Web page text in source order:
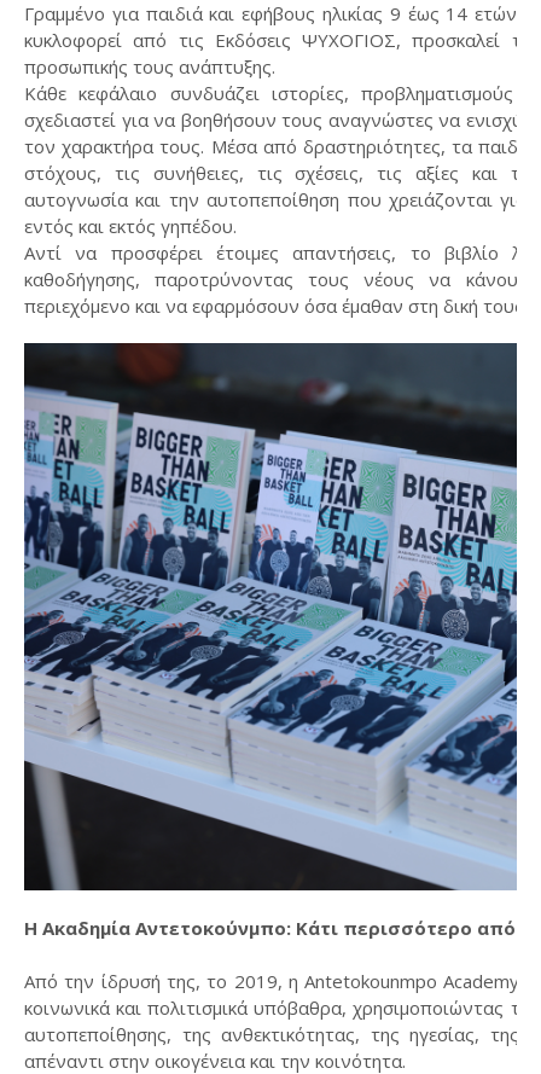
Γραμμένο για παιδιά και εφήβους ηλικίας 9 έως 14 ετών,
κυκλοφορεί από τις Εκδόσεις ΨΥΧΟΓΙΟΣ, προσκαλεί
προσωπικής τους ανάπτυξης.
Κάθε κεφάλαιο συνδυάζει ιστορίες, προβληματισμούς
σχεδιαστεί για να βοηθήσουν τους αναγνώστες να
τον χαρακτήρα τους. Μέσα από δραστηριότητες, τα
στόχους, τις συνήθειες, τις σχέσεις, τις αξίες και
αυτογνωσία και την αυτοπεποίθηση που χρειάζονται για
εντός και εκτός γηπέδου.
Αντί να προσφέρει έτοιμες απαντήσεις, το βιβλίο
καθοδήγησης, παροτρύνοντας τους νέους να
περιεχόμενο και να εφαρμόσουν όσα έμαθαν στη δική τους
Η Ακαδημία Αντετοκούνμπο: Κάτι περισσότερο από
Από την ίδρυσή της, το 2019, η Antetokounmpo Academy
κοινωνικά και πολιτισμικά υπόβαθρα, χρησιμοποιώντας
αυτοπεποίθησης, της ανθεκτικότητας, της ηγεσίας, της
απέναντι στην οικογένεια και την κοινότητα.